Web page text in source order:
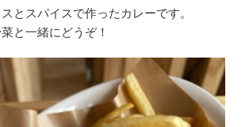
とスパイスで作ったカレーです。
と一緒にどうぞ！